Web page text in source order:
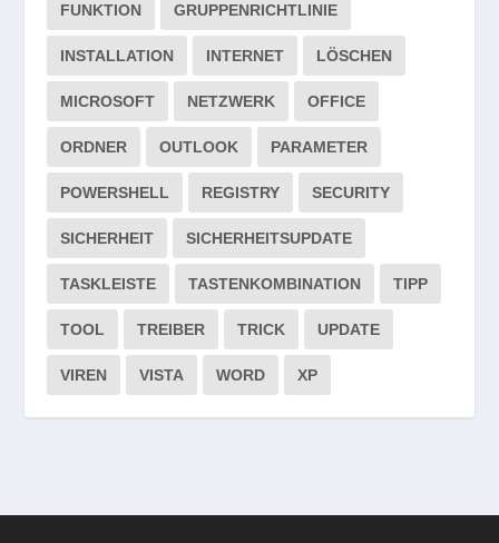
FUNKTION GRUPPENRICHTLINIE
INSTALLATION INTERNET LÖSCHEN
MICROSOFT NETZWERK OFFICE
ORDNER OUTLOOK PARAMETER
POWERSHELL REGISTRY SECURITY
SICHERHEIT SICHERHEITSUPDATE
TASKLEISTE TASTENKOMBINATION TIPP
TOOL TREIBER TRICK UPDATE
VIREN VISTA WORD XP